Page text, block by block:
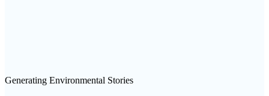
Generating Environmental Stories